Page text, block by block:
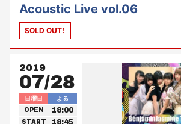
Acoustic Live vol.06
SOLD OUT！
2019
07/28
日曜日 よる
OPEN 18:00
START 18:45